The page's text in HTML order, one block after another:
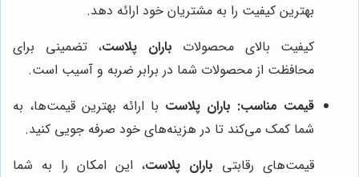
بهترین کیفیت را به مشتریان خود ارائه دهد.
کیفیت بالای محصولات باران پلاست، تضمینی برای
محافظت از محصولات شما در برابر ضربه و آسیب است.
قیمت مناسب: باران پلاست با ارائه بهترین قیمت‌ها، به
شما کمک می‌کند تا در هزینه‌های خود صرفه جویی کنید.
قیمت‌های رقابتی باران پلاست، این امکان را به شما